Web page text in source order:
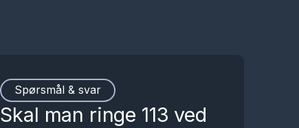
Spørsmål & svar
Skal man ringe 113 ved